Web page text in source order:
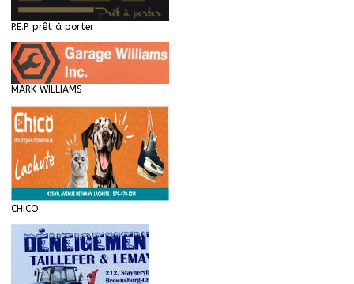
P.E.P. prêt à porter
MARK WILLIAMS
CHICO